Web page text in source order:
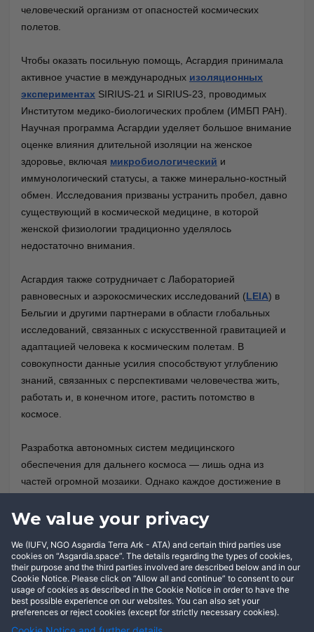
We value your privacy
We (IUFV, NGO Asgardia Terra Ark - ATA) and certain third parties use
cookies on “Asgardia.space”. The details regarding the types of cookies,
their purpose and the third parties involved are described below and in our
Cookie Notice. Please click on “Allow all and continue” to consent to our
usage of cookies as described in the Cookie Notice in order to have the
best possible experience on our websites. You can also set your
preferences or reject cookies (except for strictly necessary cookies).
человеческий организм от опасностей космических
полетов.
Чтобы оказать посильную помощь, Асгардия принимала
активное участие в международных изоляционных
экспериментах SIRIUS-21 и SIRIUS-23, проводимых
Институтом медико-биологических проблем (ИМБП РАН).
Научная программа Асгардии уделяет большое внимание
оценке влияния длительной изоляции на женское
здоровье, включая микробиологический и
иммунологический статусы, а также минерально-костный
обмен. Исследования призваны устранить пробел, давно
существующий в космической медицине, в которой
женской физиологии традиционно уделялось
недостаточно внимания.
Асгардия также сотрудничает с Лабораторией
равновесных и аэрокосмических исследований (LEIA) в
Бельгии и другими партнерами в области глобальных
исследований, связанных с искусственной гравитацией и
адаптацией человека к космическим полетам. В
совокупности данные усилия способствуют углублению
знаний, связанных с перспективами человечества жить,
работать и, в конечном итоге, растить потомство в
космосе.
Разработка автономных систем медицинского
обеспечения для дальнего космоса — лишь одна из
частей огромной мозаики. Однако каждое достижение в
искусственной гравитации и исследований физиологии
человека приближает человечество к будущему, в котором
постоянное присутствие людей за пределами Земли
станет новой нормой.